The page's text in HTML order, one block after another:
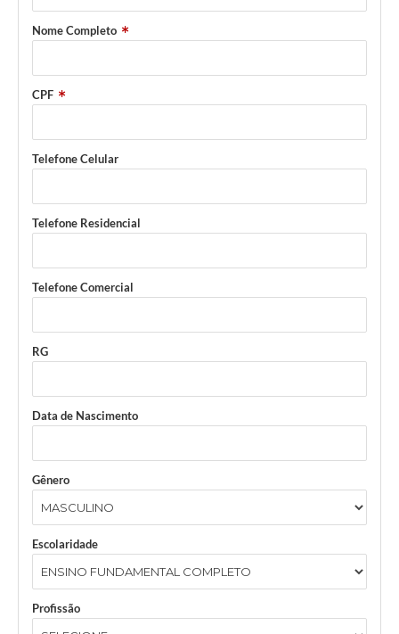
Nome Completo
CPF
Telefone Celular
Telefone Residencial
Telefone Comercial
RG
Data de Nascimento
Gênero
Escolaridade
Profissão